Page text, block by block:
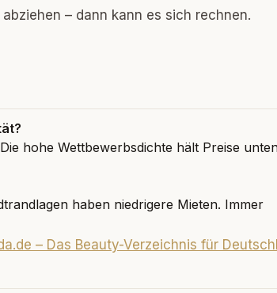
– dann kann es sich rechnen.
hohe Wettbewerbsdichte hält Preise
haben niedrigere Mieten. Immer
– Das Beauty-Verzeichnis für